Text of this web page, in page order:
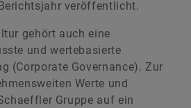
veröffentlicht.
gehört auch eine
und wertebasierte
(Corporate Governance). Zur
Werte und
Gruppe auf ein